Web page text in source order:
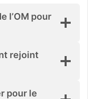
l’OM pour
rejoint
pour le